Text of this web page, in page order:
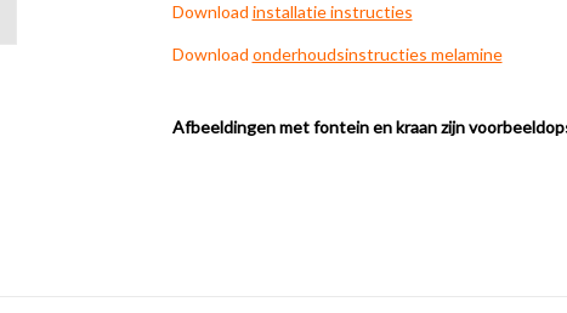
Download installatie instructies
Download onderhoudsinstructies melamine
Afbeeldingen met fontein en kraan zijn